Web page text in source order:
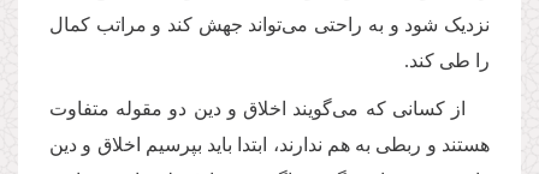
نزدیک شود و به راحتی می‌تواند جهش کند و مراتب کمال
را طی کند.
از کسانی که می‌گویند اخلاق و دین دو مقوله متفاوت
هستند و ربطی به هم ندارند، ابتدا باید بپرسیم اخلاق و دین